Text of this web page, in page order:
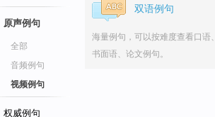
原声例句
全部
音频例句
视频例句
权威例句
双语例句
海量例句，可以按难度查看口语、
书面语、论文例句。